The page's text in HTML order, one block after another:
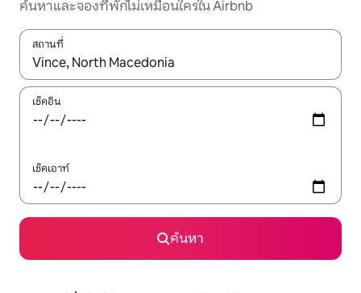
ค้นหาและจองที่พักไม่เหมือนใครใน Airbnb
สถานที่
ใช้ลูกศรขึ้นลง หรือใช้การสัมผัสหรือปัด เพื่อสำรวจผลการค้นหา
เช็คอิน
เช็คเอาท์
ค้นหา